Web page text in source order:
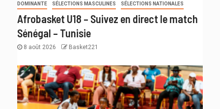
DOMINANTE SÉLECTIONS MASCULINES SÉLECTIONS NATIONALES
Afrobasket U18 – Suivez en direct le match
Sénégal – Tunisie
8 août 2026 Basket221